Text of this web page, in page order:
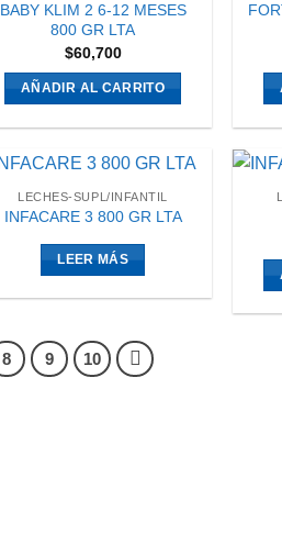
BABY KLIM 2 6-12 MESES
800 GR LTA
$60,700
AÑADIR AL CARRITO
LECHES-SUPL/INFANTIL
INFACARE 3 800 GR LTA
LEER MÁS
8 9 10